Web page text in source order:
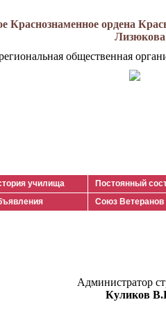
Краснознаменное ордена
Лизюкова
общественная
училища Постоянный
Союз Ветеранов
Администратор
Куликов